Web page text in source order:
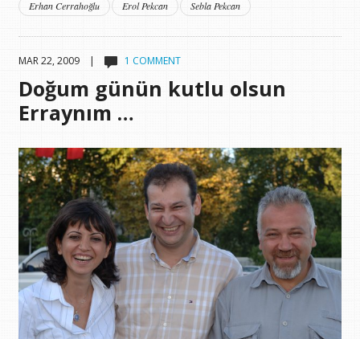
Erhan Cerrahoğlu Erol Pekcan Sebla Pekcan
MAR 22, 2009 | 1 COMMENT
Doğum günün kutlu olsun
Erraynım …